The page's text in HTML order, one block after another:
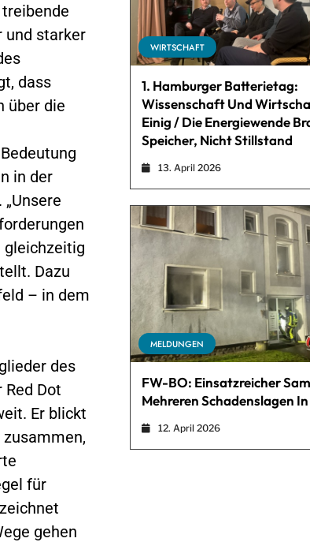
und starker
dass
über die
in der
gleichzeitig
Dazu
– in dem
des
Dot
Er blickt
für
gehen
WIRTSCHAFT
1. Hamburger Batterietag:
Wissenschaft Und
Einig / Die Energiewende
Speicher, Nicht Stillstand
13. April 2026
MELDUNGEN
FW-BO: Einsatzreicher
Mehreren Schadenslagen
12. April 2026